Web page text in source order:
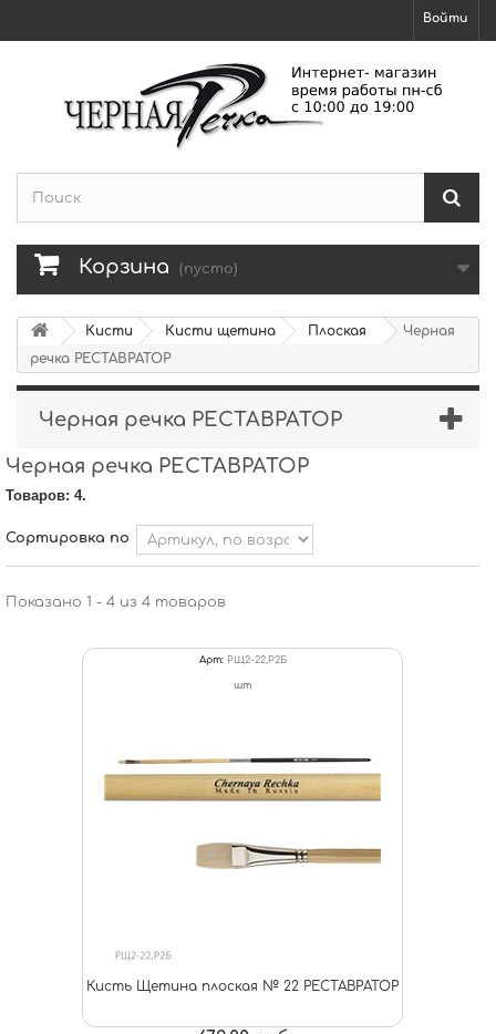
Войти
Корзина (пусто)
Кисти Кисти щетина Плоская
Черная
речка РЕСТАВРАТОР
Черная речка РЕСТАВРАТОР
Черная речка РЕСТАВРАТОР
Товаров: 4.
Сортировка по
Показано 1 - 4 из 4 товаров
Арт: РЩ2-22,Р2Б
шт
Кисть Щетина плоская № 22 РЕСТАВРАТОР